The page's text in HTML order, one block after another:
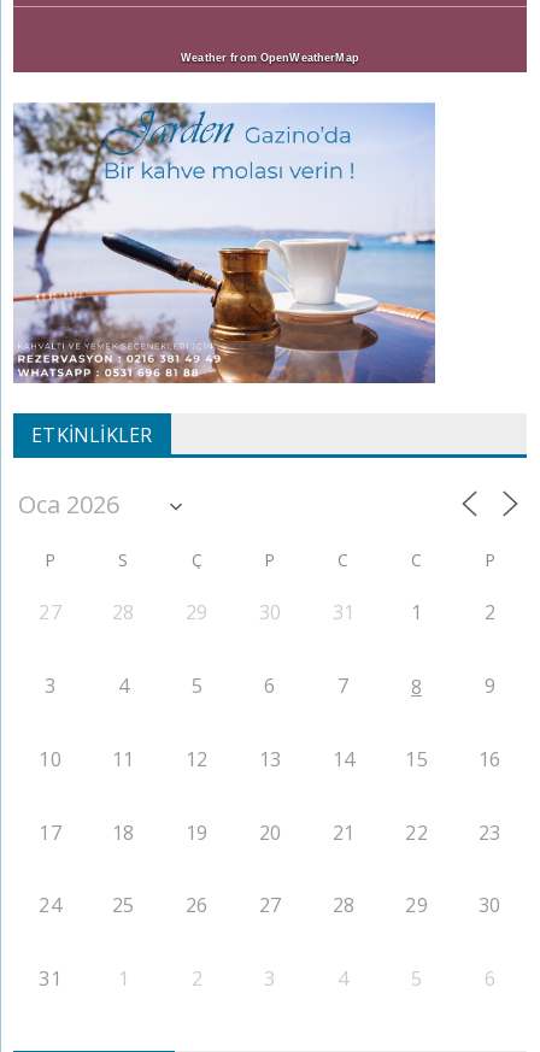
Weather from OpenWeatherMap
ETKINLIKLER
P S Ç P C C P
27 28 29 30 31 1 2
3 4 5 6 7 8 9
10 11 12 13 14 15 16
17 18 19 20 21 22 23
24 25 26 27 28 29 30
31 1 2 3 4 5 6